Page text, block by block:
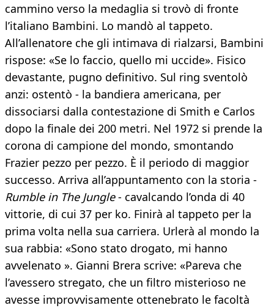
cammino verso la medaglia si trovò di fronte
l’italiano Bambini. Lo mandò al tappeto.
All’allenatore che gli intimava di rialzarsi, Bambini
rispose: «Se lo faccio, quello mi uccide». Fisico
devastante, pugno definitivo. Sul ring sventolò
anzi: ostentò - la bandiera americana, per
dissociarsi dalla contestazione di Smith e Carlos
dopo la finale dei 200 metri. Nel 1972 si prende la
corona di campione del mondo, smontando
Frazier pezzo per pezzo. È il periodo di maggior
successo. Arriva all’appuntamento con la storia -
Rumble in The Jungle- cavalcando l’onda di 40
vittorie, di cui 37 per ko. Finirà al tappeto per la
prima volta nella sua carriera. Urlerà al mondo la
sua rabbia: «Sono stato drogato, mi hanno
avvelenato ». Gianni Brera scrive: «Pareva che
l’avessero stregato, che un filtro misterioso ne
avesse improvvisamente ottenebrato le facoltà